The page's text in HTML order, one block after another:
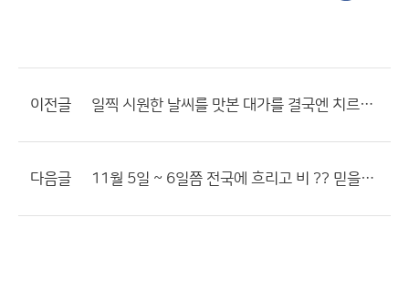
이전글 일찍 시원한 날씨를 맛본 대가를 결국엔 치르고 마네요.
다음글 11월 5일 ~ 6일쯤 전국에 흐리고 비 ?? 믿을수가 있을까요?